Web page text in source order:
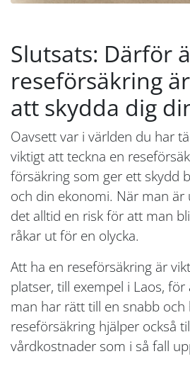
Slutsats: Därför
reseförsäkring
att skydda dig
Oavsett var i världen du har
viktigt att teckna en
försäkring som ger ett skydd
och din ekonomi. När man
det alltid en risk för att man
råkar ut för en olycka.
Att ha en reseförsäkring är
platser, till exempel i Laos,
man har rätt till en snabb och
reseförsäkring hjälper också
vårdkostnader som i så fall